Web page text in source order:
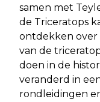
samen met
de Triceratops
ontdekken
van de
doen in de
veranderd in
rondleidingen